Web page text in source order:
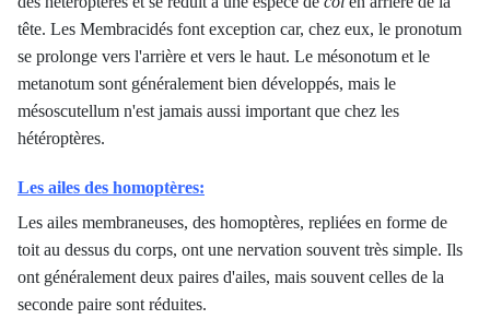
tête. Les Membracidés font exception car, chez eux, le pronotum
se prolonge vers l'arrière et vers le haut. Le mésonotum et le
metanotum sont généralement bien développés, mais le
mésoscutellum n'est jamais aussi important que chez les
hétéroptères.
Les ailes des homoptères:
Les ailes membraneuses, des homoptères, repliées en forme de
toit au dessus du corps, ont une nervation souvent très simple. Ils
ont généralement deux paires d'ailes, mais souvent celles de la
seconde paire sont réduites.